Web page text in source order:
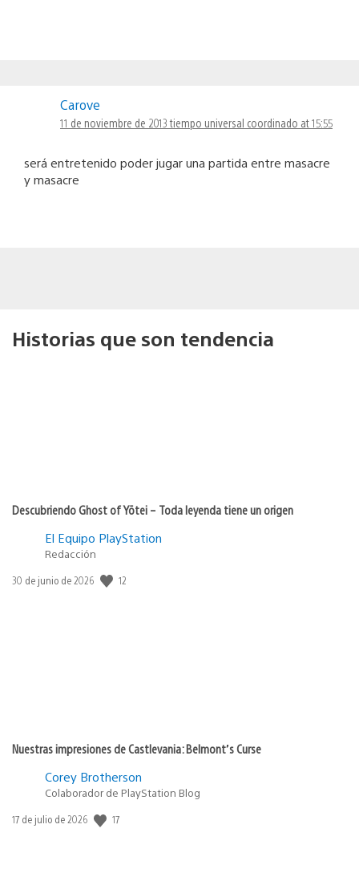
Carove
11 de noviembre de 2013 tiempo universal coordinado at 15:55
será entretenido poder jugar una partida entre masacre
y masacre
Historias que son tendencia
Descubriendo Ghost of Yōtei – Toda leyenda tiene un origen
El Equipo PlayStation
Redacción
Fecha
30 de junio de 2026 12
Nuestras impresiones de Castlevania: Belmont’s Curse
Corey Brotherson
Colaborador de PlayStation Blog
Fecha
17 de julio de 2026 17